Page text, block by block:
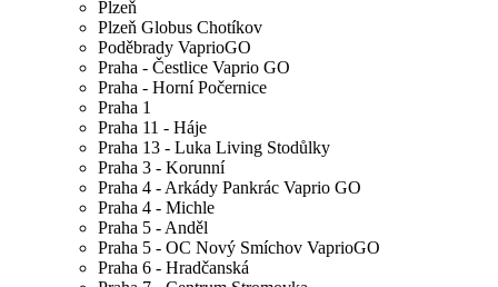
Plzeň
Plzeň Globus Chotíkov
Poděbrady VaprioGO
Praha - Čestlice Vaprio GO
Praha - Horní Počernice
Praha 1
Praha 11 - Háje
Praha 13 - Luka Living Stodůlky
Praha 3 - Korunní
Praha 4 - Arkády Pankrác Vaprio GO
Praha 4 - Michle
Praha 5 - Anděl
Praha 5 - OC Nový Smíchov VaprioGO
Praha 6 - Hradčanská